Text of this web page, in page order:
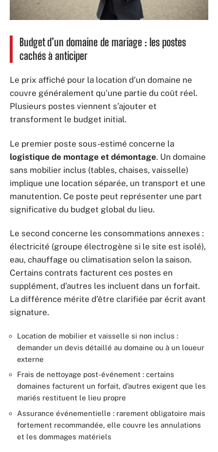
Budget d’un domaine de mariage : les postes
cachés à anticiper
Le prix affiché pour la location d’un domaine ne
couvre généralement qu’une partie du coût réel.
Plusieurs postes viennent s’ajouter et
transforment le budget initial.
Le premier poste sous-estimé concerne la
logistique de montage et démontage. Un domaine
sans mobilier inclus (tables, chaises, vaisselle)
implique une location séparée, un transport et une
manutention. Ce poste peut représenter une part
significative du budget global du lieu.
Le second concerne les consommations annexes :
électricité (groupe électrogène si le site est isolé),
eau, chauffage ou climatisation selon la saison.
Certains contrats facturent ces postes en
supplément, d’autres les incluent dans un forfait.
La différence mérite d’être clarifiée par écrit avant
signature.
Location de mobilier et vaisselle si non inclus :
demander un devis détaillé au domaine ou à un loueur
externe
Frais de nettoyage post-événement : certains
domaines facturent un forfait, d’autres exigent que les
mariés restituent le lieu propre
Assurance événementielle : rarement obligatoire mais
fortement recommandée, elle couvre les annulations
et les dommages matériels